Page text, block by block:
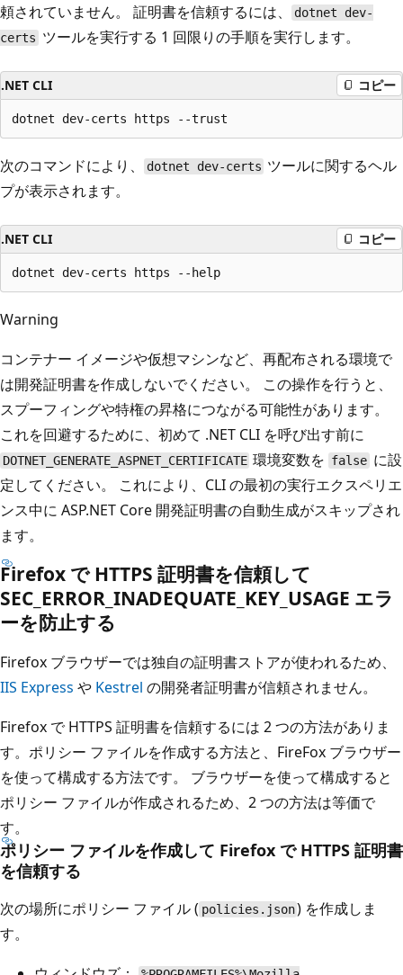
頼されていません。 証明書を信頼するには、
dotnet dev-
certs ツールを実行する 1 回限りの手順を実行します。
.NET CLI コピー
次のコマンドにより、 dotnet dev-certs ツールに関するヘル
プが表示されます。
.NET CLI コピー
Warning
コンテナー イメージや仮想マシンなど、再配布される環境で
は開発証明書を作成しないでください。 この操作を行うと、
スプーフィングや特権の昇格につながる可能性があります。
これを回避するために、初めて .NET CLI を呼び出す前に
DOTNET_GENERATE_ASPNET_CERTIFICATE 環境変数を falseに設
定してください。 これにより、CLI の最初の実行エクスペリエ
ンス中に ASP.NET Core 開発証明書の自動生成がスキップされ
ます。
Firefox で HTTPS 証明書を信頼して
SEC_ERROR_INADEQUATE_KEY_USAGE エラ
ーを防止する
Firefox ブラウザーでは独自の証明書ストアが使われるため、
IIS Express や Kestrel の開発者証明書が信頼されません。
Firefox で HTTPS 証明書を信頼するには 2 つの方法がありま
す。ポリシー ファイルを作成する方法と、FireFox ブラウザー
を使って構成する方法です。 ブラウザーを使って構成すると
ポリシー ファイルが作成されるため、2 つの方法は等価で
す。
ポリシー ファイルを作成して Firefox で HTTPS 証明書
を信頼する
次の場所にポリシー ファイル ( policies.json) を作成しま
す。